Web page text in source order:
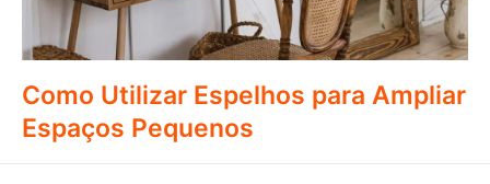
Como Utilizar Espelhos para Ampliar
Espaços Pequenos